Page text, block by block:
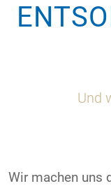
Und
Wir machen uns